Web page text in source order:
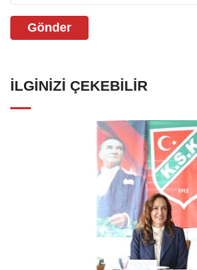
Gönder
İLGINIZI ÇEKEBILIR